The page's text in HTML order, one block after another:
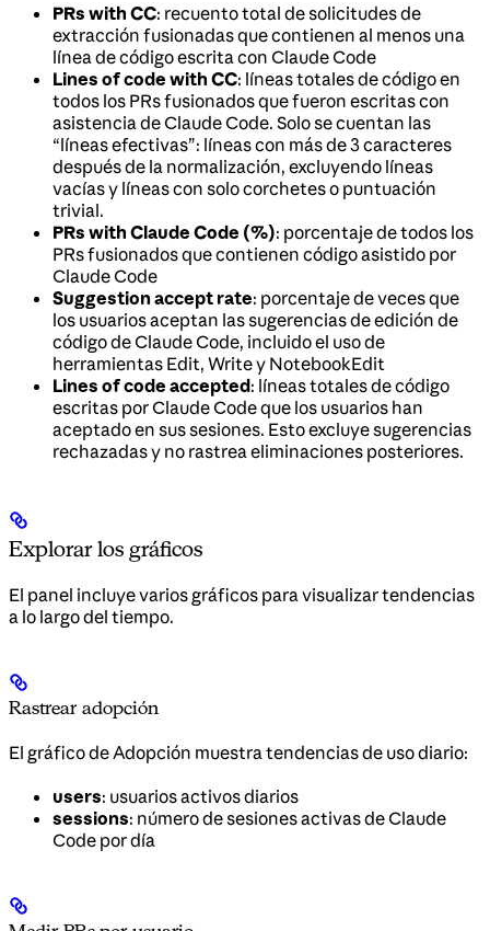
PRs with CC: recuento total de solicitudes de
extracción fusionadas que contienen al menos una
línea de código escrita con Claude Code
Lines of code with CC: líneas totales de código en
todos los PRs fusionados que fueron escritas con
asistencia de Claude Code. Solo se cuentan las
“líneas efectivas”: líneas con más de 3 caracteres
después de la normalización, excluyendo líneas
vacías y líneas con solo corchetes o puntuación
trivial.
PRs with Claude Code (%): porcentaje de todos los
PRs fusionados que contienen código asistido por
Claude Code
Suggestion accept rate: porcentaje de veces que
los usuarios aceptan las sugerencias de edición de
código de Claude Code, incluido el uso de
herramientas Edit, Write y NotebookEdit
Lines of code accepted: líneas totales de código
escritas por Claude Code que los usuarios han
aceptado en sus sesiones. Esto excluye sugerencias
rechazadas y no rastrea eliminaciones posteriores.
Explorar los gráficos
El panel incluye varios gráficos para visualizar tendencias
a lo largo del tiempo.
Rastrear adopción
El gráfico de Adopción muestra tendencias de uso diario:
users: usuarios activos diarios
sessions: número de sesiones activas de Claude
Code por día